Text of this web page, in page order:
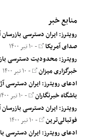
منابع خبر
رویترز: ایران دسترسی
صدای آمریکا - ۱۰ تیر ۱۴۰۰
رویترز: محدودیت دسترسی
خبرگزاری میزان - ۱۰ تیر ۱۴۰۰
ادعای رویترز: ایران
باشگاه خبرنگاران - ۱۰ تیر ۱۴۰۰
رویترز: ایران دسترسی
فوتبالی‌ترین - ۱۰ تیر ۱۴۰۰
ادعای رویترز: ایران دسترسی